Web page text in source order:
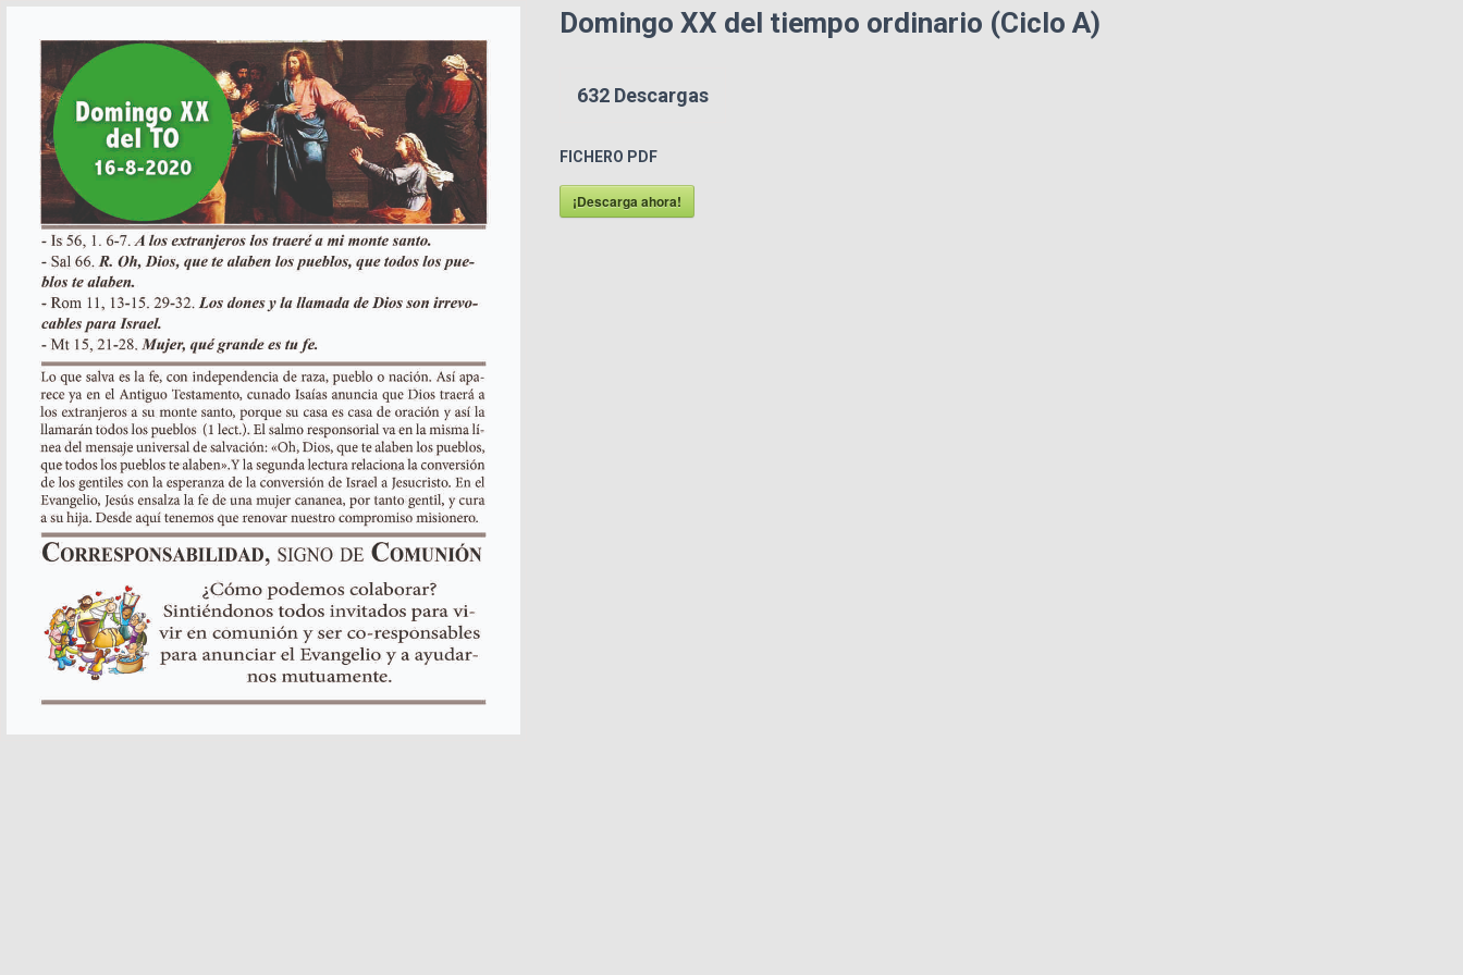
Domingo XX del tiempo ordinario (Ciclo A)
632Descargas
FICHERO PDF
¡Descarga ahora!